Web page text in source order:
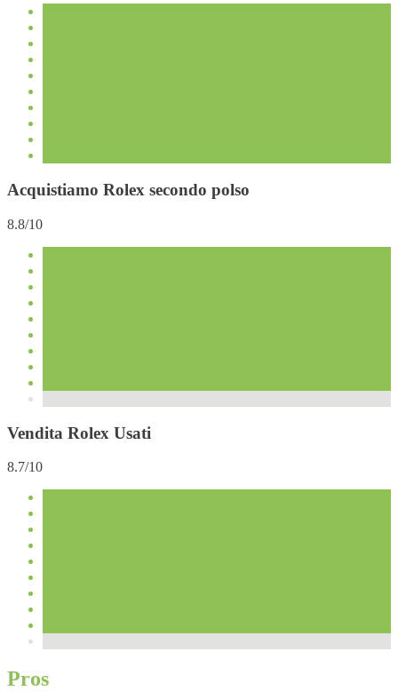
Acquistiamo Rolex secondo polso
8.8/10
Vendita Rolex Usati
8.7/10
Pros